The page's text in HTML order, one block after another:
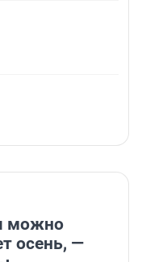
можно
осень, —